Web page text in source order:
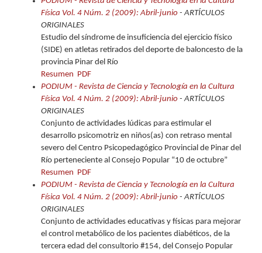
Física Vol. 4 Núm. 2 (2009): Abril-junio - ARTÍCULOS
ORIGINALES
Estudio del síndrome de insuficiencia del ejercicio físico
(SIDE) en atletas retirados del deporte de baloncesto de la
provincia Pinar del Río
Resumen PDF
PODIUM - Revista de Ciencia y Tecnología en la Cultura
Física Vol. 4 Núm. 2 (2009): Abril-junio - ARTÍCULOS
ORIGINALES
Conjunto de actividades lúdicas para estimular el
desarrollo psicomotriz en niños(as) con retraso mental
severo del Centro Psicopedagógico Provincial de Pinar del
Río perteneciente al Consejo Popular “10 de octubre”
Resumen PDF
PODIUM - Revista de Ciencia y Tecnología en la Cultura
Física Vol. 4 Núm. 2 (2009): Abril-junio - ARTÍCULOS
ORIGINALES
Conjunto de actividades educativas y físicas para mejorar
el control metabólico de los pacientes diabéticos, de la
tercera edad del consultorio #154, del Consejo Popular